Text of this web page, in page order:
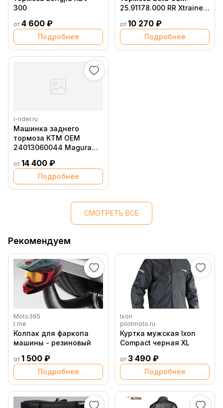
300
от 4 600 ₽
Подробнее
25.91178.000 RR Xtrainer
от 10 270 ₽
Подробнее
i-rider.ru
Машинка заднего
тормоза KTM OEM
24013060044 Magura
от 14 400 ₽
Подробнее
СМОТРЕТЬ ВСЕ
Рекомендуем
Moto365
t.me
Колпак для фаркопа
машины - резиновый
от 1 500 ₽
Подробнее
Ixon
pilotmoto.ru
Куртка мужская Ixon
Compact черная XL
от 3 490 ₽
Подробнее